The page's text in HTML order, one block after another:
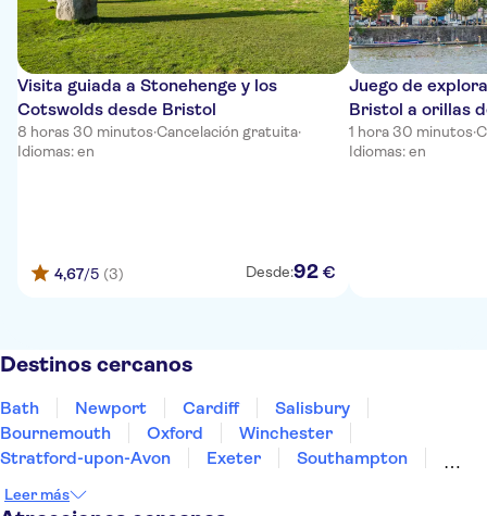
Visita guiada a Stonehenge y los
Cotswolds desde Bristol
8 horas 30 minutos·Cancelación gratuita·
Idiomas: en
4,67/5 (3) Desde:92 €
Juego de
Bristol a orillas
1 hora 30 minutos·
Idiomas: en
Destinos cercanos
Bath Newport Cardiff
Salisbury
Bournemouth
Oxford
Winchester
Stratford-upon-Avon
Exeter
Southampton
Coventry
Leer más